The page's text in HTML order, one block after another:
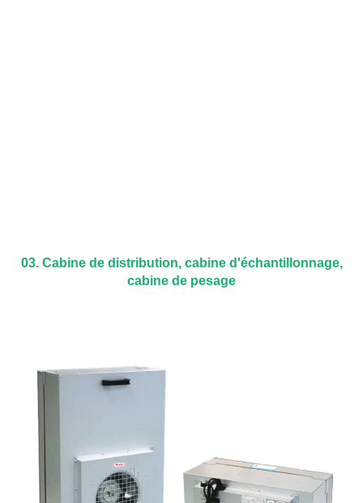
03. Cabine de distribution, cabine d'échantillonnage,
cabine de pesage